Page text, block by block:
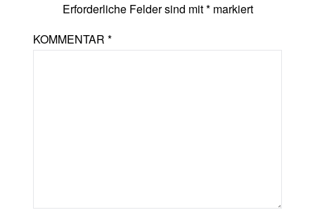
Erforderliche Felder sind mit*markiert
KOMMENTAR*